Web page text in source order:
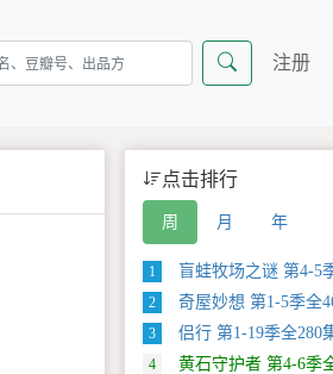
注册
点击排行
周 月 年
1 盲蛙牧场之谜 第4-5季全16集 2025 美国
2 奇屋妙想 第1-5季全46集 2012 美国 HGTV
3 侣行 第1-19季全280集 2017 中国
4 黄石守护者 第4-6季全30集 2024 美国